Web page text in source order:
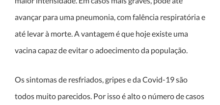
avançar para uma pneumonia, com falência respiratória e
até levar à morte. A vantagem é que hoje existe uma
vacina capaz de evitar o adoecimento da população.
Os sintomas de resfriados, gripes e da Covid-19 são
todos muito parecidos. Por isso é alto o número de casos